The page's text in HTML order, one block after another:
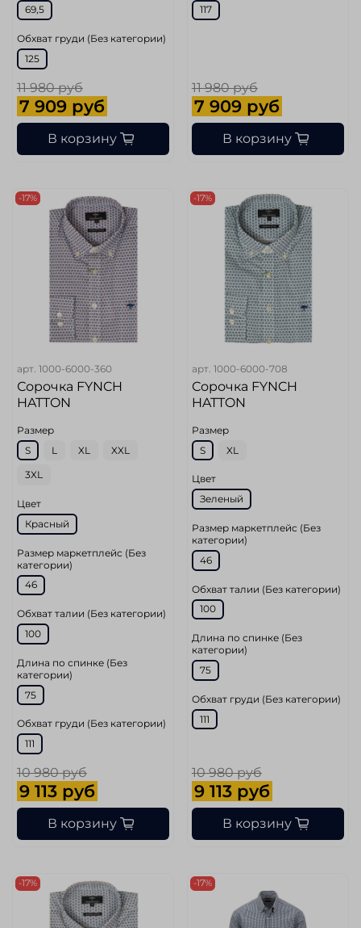
69,5
Обхват груди (Без категории)
125
11 980 руб
7 909 руб
В корзину
117
11 980 руб
7 909 руб
В корзину
-17%
арт. 1000-6000-360
Сорочка FYNCH
HATTON
Размер
S
L XL XXL
3XL
Цвет
Красный
Размер маркетплейс (Без
категории)
46
Обхват талии (Без категории)
100
Длина по спинке (Без
категории)
75
Обхват груди (Без категории)
111
10 980 руб
9 113 руб
В корзину
-17%
арт. 1000-6000-708
Сорочка FYNCH
HATTON
Размер
S
XL
Цвет
Зеленый
Размер маркетплейс (Без
категории)
46
Обхват талии (Без категории)
100
Длина по спинке (Без
категории)
75
Обхват груди (Без категории)
111
10 980 руб
9 113 руб
В корзину
-17% -17%